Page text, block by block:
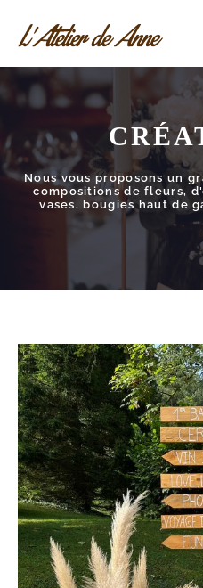
Nous vous proposons un
compositions de fleurs,
vases, bougies haut de